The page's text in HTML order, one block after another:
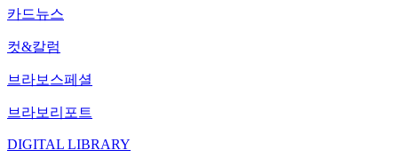
카드뉴스
컷&칼럼
브라보스페셜
브라보리포트
DIGITAL LIBRARY